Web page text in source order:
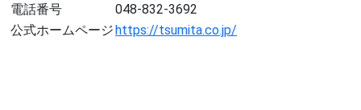
電話番号
048-832-3692
公式ホームページhttps://tsumita.co.jp/